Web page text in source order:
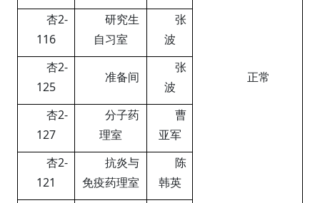
正常
杏2-
116
研究生
自习室
张
波
杏2-
125
准备间
张
波
杏2-
127
分子药
理室
曹
亚军
杏2-
121
抗炎与
免疫药理室
陈
韩英